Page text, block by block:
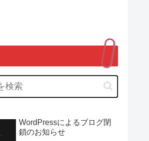
WordPressによるブログ閉
鎖のお知らせ